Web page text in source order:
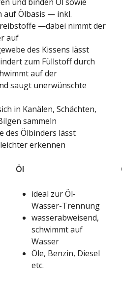
auf Ölbasis — inkl.
—dabei nimmt der
auf
des Kissens lässt
zum Füllstoff durch
auf der
saugt unerwünschte
in Kanälen, Schächten,
sammeln
des Ölbinders lässt
erkennen
Öl
ideal zur Öl-
Wasser-Trennung
wasserabweisend,
schwimmt auf
Wasser
Öle, Benzin, Diesel
etc.